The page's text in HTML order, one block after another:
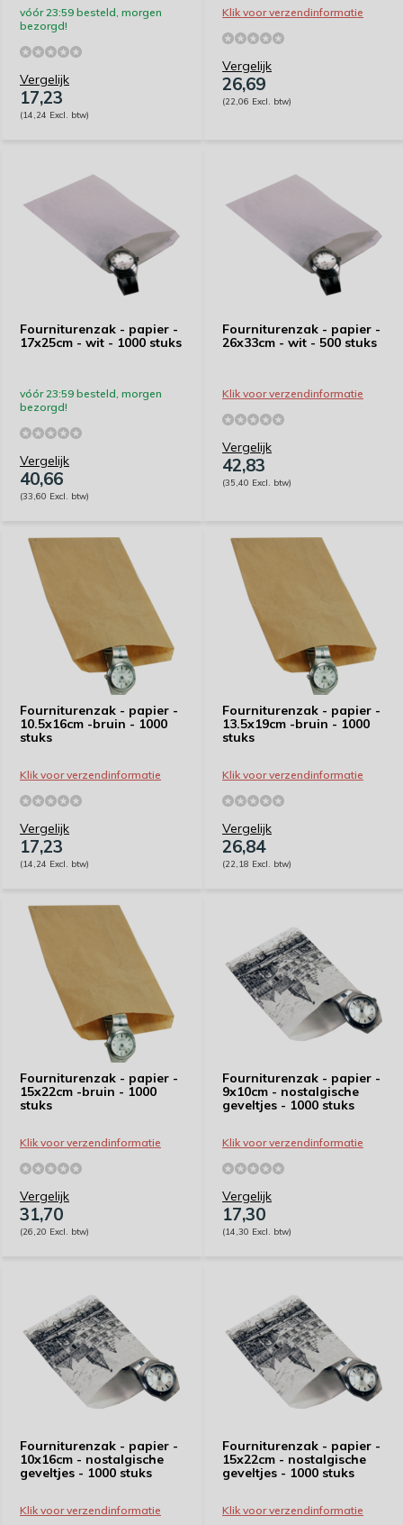
vóór 23:59 besteld, morgen
bezorgd!
Vergelijk
17,23
(14,24 Excl. btw)
Klik voor verzendinformatie
Vergelijk
26,69
(22,06 Excl. btw)
Fourniturenzak - papier -
17x25cm - wit - 1000 stuks
vóór 23:59 besteld, morgen
bezorgd!
Vergelijk
40,66
(33,60 Excl. btw)
Fourniturenzak - papier -
26x33cm - wit - 500 stuks
Klik voor verzendinformatie
Vergelijk
42,83
(35,40 Excl. btw)
Fourniturenzak - papier -
10.5x16cm -bruin - 1000
stuks
Klik voor verzendinformatie
Vergelijk
17,23
(14,24 Excl. btw)
Fourniturenzak - papier -
13.5x19cm -bruin - 1000
stuks
Klik voor verzendinformatie
Vergelijk
26,84
(22,18 Excl. btw)
Fourniturenzak - papier -
15x22cm -bruin - 1000
stuks
Klik voor verzendinformatie
Vergelijk
31,70
(26,20 Excl. btw)
Fourniturenzak - papier -
9x10cm - nostalgische
geveltjes - 1000 stuks
Klik voor verzendinformatie
Vergelijk
17,30
(14,30 Excl. btw)
Fourniturenzak - papier -
10x16cm - nostalgische
geveltjes - 1000 stuks
Klik voor verzendinformatie
Fourniturenzak - papier -
15x22cm - nostalgische
geveltjes - 1000 stuks
Klik voor verzendinformatie